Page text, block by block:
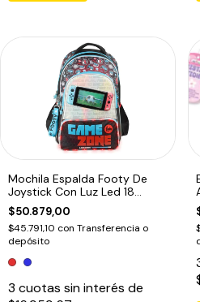
Mochila Espalda Footy De
Joystick Con Luz Led 18
Pulgadas Rojo
$50.879,00
$45.791,10 con Transferencia o
depósito
3 cuotas sin interés de